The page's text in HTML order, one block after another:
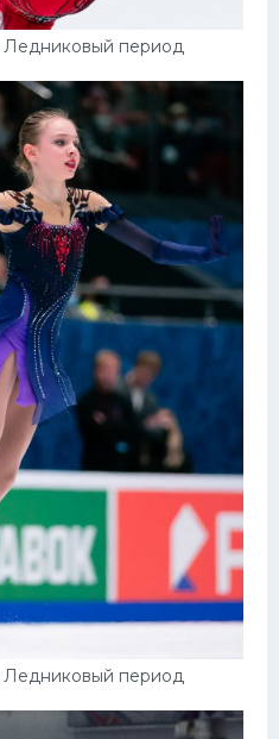
Ледниковый период
Ледниковый период